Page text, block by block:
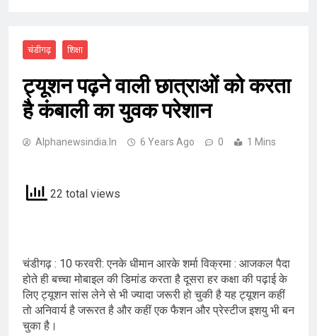
चंडीगढ़ शिक्षा
ट्यूशन पढ़ने वाली छात्राओं को करता
है कंबाली का युवक परेशान
Alphanewsindia.in 6 Years Ago 0 1 Mins
22 total views
चंडीगढ़ : 10 फरवरी: एनके धीमान आरके शर्मा विक्रमा : आजकल पैदा
होते ही बच्चा मोबाइल की डिमांड करता है दूसरा हर कक्षा की पढ़ाई के
लिए ट्यूशन सांस लेने से भी ज्यादा जरूरी हो चुकी है यह ट्यूशन कहीं
तो अनिवार्य है जरूरत है और कहीं एक फैशन और प्रेस्टीज इशयु भी बन
चुका है।